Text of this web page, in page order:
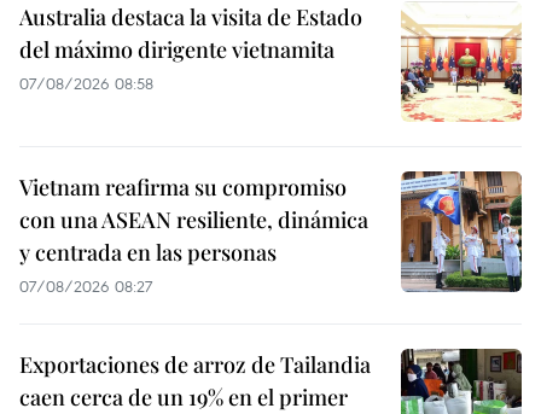
Australia destaca la visita de Estado
del máximo dirigente vietnamita
07/08/2026 08:58
Vietnam reafirma su compromiso
con una ASEAN resiliente, dinámica
y centrada en las personas
07/08/2026 08:27
Exportaciones de arroz de Tailandia
caen cerca de un 19% en el primer